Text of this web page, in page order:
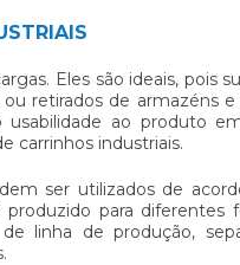
Eles são ideais, pois
retirados de armazéns e
usabilidade ao produto
carrinhos industriais.
ser utilizados de
para diferentes
linha de produção,